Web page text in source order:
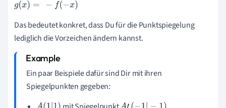
g(x)= -f(-
)
Das bedeutet konkret, dass Du für die Punktspiegelung
lediglich die Vorzeichen ändern kannst.
Ein paar Beispiele dafür sind Dir mit ihren
Spiegelpunkten gegeben: